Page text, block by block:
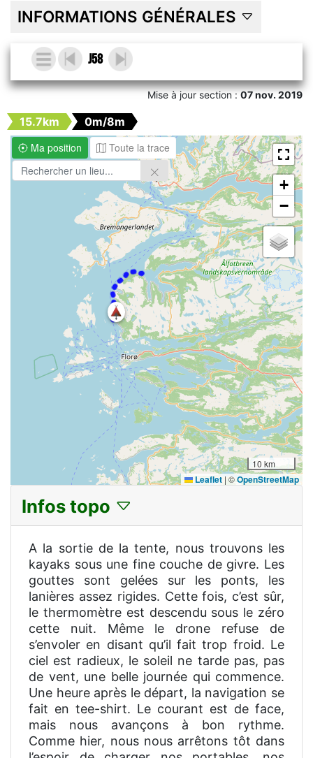
INFORMATIONS GÉNÉRALES
J58
Mise à jour section :07 nov. 2019
15.7km
0m/8m
Ma position
Toute la trace
+
−
10 km
Leaflet | ©OpenStreetMap
Infos topo
A la sortie de la tente, nous trouvons les
kayaks sous une fine couche de givre. Les
gouttes sont gelées sur les ponts, les
lanières assez rigides. Cette fois, c’est sûr,
le thermomètre est descendu sous le zéro
cette nuit. Même le drone refuse de
s’envoler en disant qu’il fait trop froid. Le
ciel est radieux, le soleil ne tarde pas, pas
de vent, une belle journée qui commence.
Une heure après le départ, la navigation se
fait en tee-shirt. Le courant est de face,
mais nous avançons à bon rythme.
Comme hier, nous nous arrêtons tôt dans